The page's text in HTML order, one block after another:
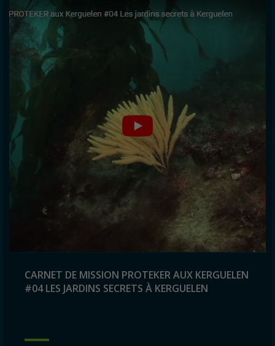
CARNET DE MISSION PROTEKER AUX KERGUELEN
#04 LES JARDINS SECRETS À KERGUELEN